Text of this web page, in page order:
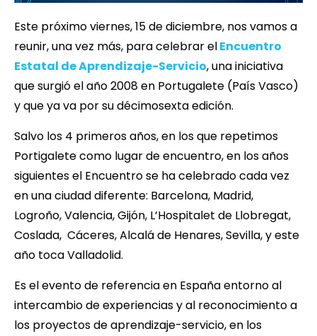
Este próximo viernes, 15 de diciembre, nos vamos a
reunir, una vez más, para celebrar elEncuentro
Estatal de Aprendizaje-Servicio, una iniciativa
que surgió el año 2008 en Portugalete (País Vasco)
y que ya va por su décimosexta edición.
Salvo los 4 primeros años, en los que repetimos
Portigalete como lugar de encuentro, en los años
siguientes el Encuentro se ha celebrado cada vez
en una ciudad diferente: Barcelona, Madrid,
Logroño, Valencia, Gijón, L’Hospitalet de Llobregat,
Coslada, Cáceres, Alcalá de Henares, Sevilla, y este
año toca Valladolid.
Es el evento de referencia en España entorno al
intercambio de experiencias y al reconocimiento a
los proyectos de aprendizaje-servicio, en los